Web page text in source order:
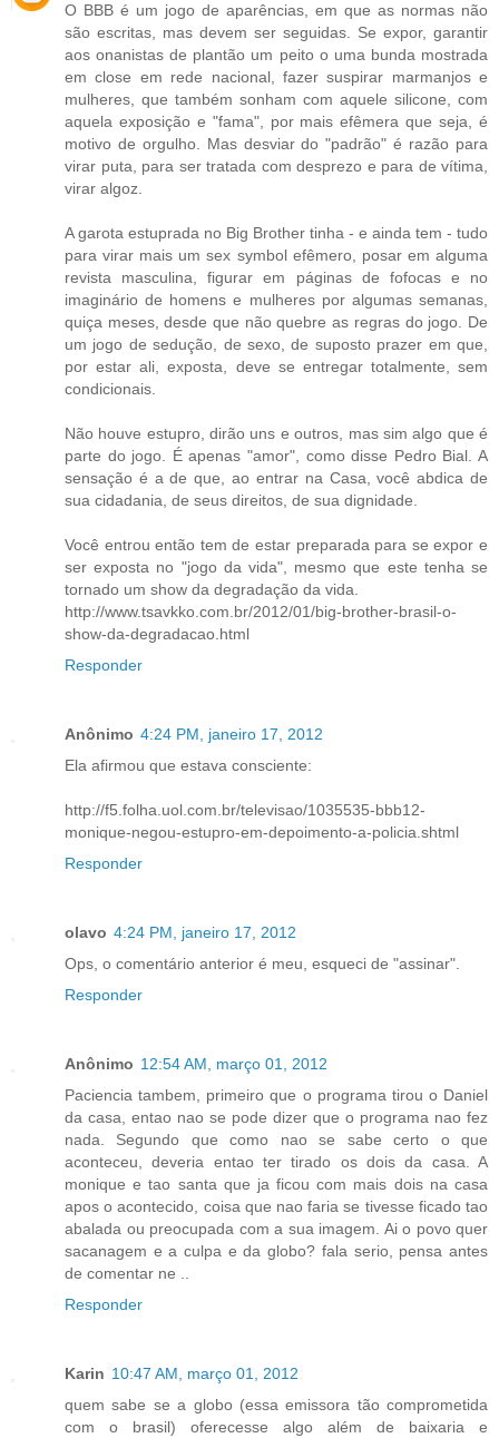
O BBB é um jogo de aparências, em que as normas não
são escritas, mas devem ser seguidas. Se expor, garantir
aos onanistas de plantão um peito o uma bunda mostrada
em close em rede nacional, fazer suspirar marmanjos e
mulheres, que também sonham com aquele silicone, com
aquela exposição e "fama", por mais efêmera que seja, é
motivo de orgulho. Mas desviar do "padrão" é razão para
virar puta, para ser tratada com desprezo e para de vítima,
virar algoz.
A garota estuprada no Big Brother tinha - e ainda tem - tudo
para virar mais um sex symbol efêmero, posar em alguma
revista masculina, figurar em páginas de fofocas e no
imaginário de homens e mulheres por algumas semanas,
quiça meses, desde que não quebre as regras do jogo. De
um jogo de sedução, de sexo, de suposto prazer em que,
por estar ali, exposta, deve se entregar totalmente, sem
condicionais.
Não houve estupro, dirão uns e outros, mas sim algo que é
parte do jogo. É apenas "amor", como disse Pedro Bial. A
sensação é a de que, ao entrar na Casa, você abdica de
sua cidadania, de seus direitos, de sua dignidade.
Você entrou então tem de estar preparada para se expor e
ser exposta no "jogo da vida", mesmo que este tenha se
tornado um show da degradação da vida.
http://www.tsavkko.com.br/2012/01/big-brother-brasil-o-
show-da-degradacao.html
Responder
Anônimo 4:24 PM, janeiro 17, 2012
Ela afirmou que estava consciente:
http://f5.folha.uol.com.br/televisao/1035535-bbb12-
monique-negou-estupro-em-depoimento-a-policia.shtml
Responder
olavo 4:24 PM, janeiro 17, 2012
Ops, o comentário anterior é meu, esqueci de "assinar".
Responder
Anônimo 12:54 AM, março 01, 2012
Paciencia tambem, primeiro que o programa tirou o Daniel
da casa, entao nao se pode dizer que o programa nao fez
nada. Segundo que como nao se sabe certo o que
aconteceu, deveria entao ter tirado os dois da casa. A
monique e tao santa que ja ficou com mais dois na casa
apos o acontecido, coisa que nao faria se tivesse ficado tao
abalada ou preocupada com a sua imagem. Ai o povo quer
sacanagem e a culpa e da globo? fala serio, pensa antes
de comentar ne ..
Responder
Karin 10:47 AM, março 01, 2012
quem sabe se a globo (essa emissora tão comprometida
com o brasil) oferecesse algo além de baixaria e